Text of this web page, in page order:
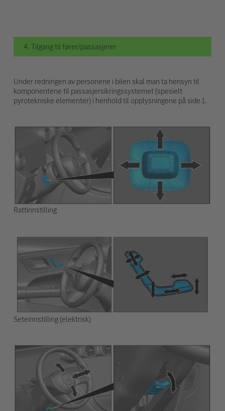
4. Tilgang til fører/passasjerer
Under redningen av personene i bilen skal man ta hensyn til
komponentene til passasjersikringssystemet (spesielt
pyrotekniske elementer) i henhold til opplysningene på side 1.
Rattinnstilling
Seteinnstilling (elektrisk)